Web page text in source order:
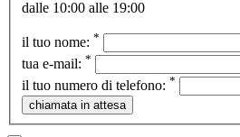
dalle 10:00 alle 19:00
il tuo nome: *
tua e-mail: *
il tuo numero di telefono: *